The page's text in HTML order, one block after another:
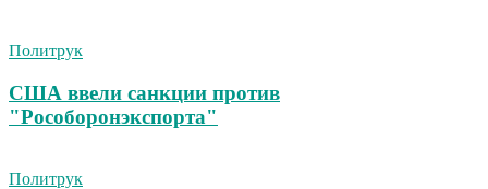
Политрук
США ввели санкции против
"Рособоронэкспорта"
Политрук